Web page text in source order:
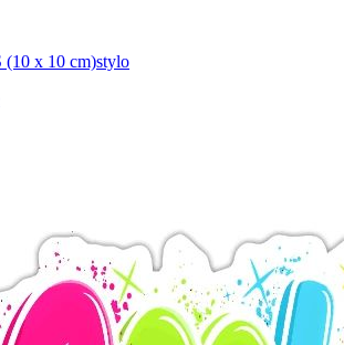
(10 x 10 cm)stylo